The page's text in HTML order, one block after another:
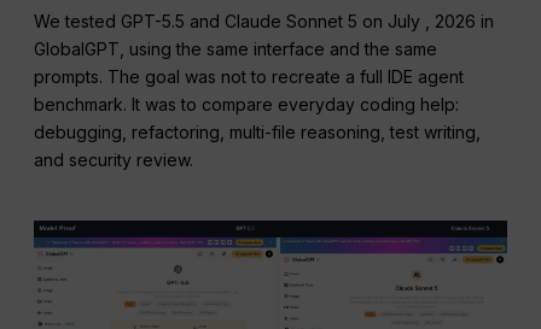
We tested GPT-5.5 and Claude Sonnet 5 on July , 2026 in
GlobalGPT, using the same interface and the same
prompts. The goal was not to recreate a full IDE agent
benchmark. It was to compare everyday coding help:
debugging, refactoring, multi-file reasoning, test writing,
and security review.